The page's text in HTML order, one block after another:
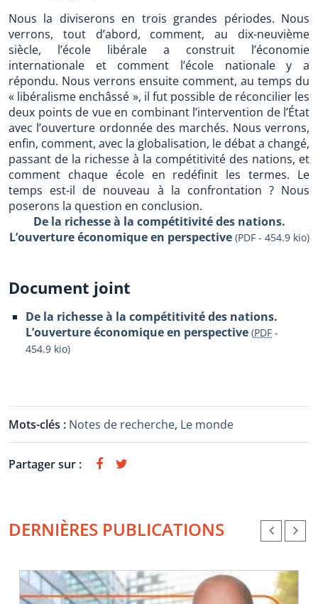
Nous la diviserons en trois grandes périodes. Nous
verrons, tout d’abord, comment, au dix-neuvième
siècle, l’école libérale a construit l’économie
internationale et comment l’école nationale y a
répondu. Nous verrons ensuite comment, au temps du
« libéralisme enchâssé », il fut possible de réconcilier les
deux points de vue en combinant l’intervention de l’État
avec l’ouverture ordonnée des marchés. Nous verrons,
enfin, comment, avec la globalisation, le débat a changé,
passant de la richesse à la compétitivité des nations, et
comment chaque école en redéfinit les termes. Le
temps est-il de nouveau à la confrontation ? Nous
poserons la question en conclusion.
De la richesse à la compétitivité des nations.
L’ouverture économique en perspective (PDF - 454.9 kio)
Document joint
De la richesse à la compétitivité des nations.
L’ouverture économique en perspective (PDF -
454.9 kio)
Mots-clés : Notes de recherche, Le monde
Partager sur :
DERNIÈRES PUBLICATIONS